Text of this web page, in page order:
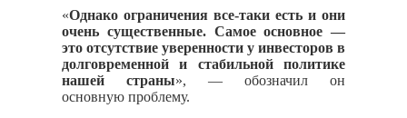
«Однако ограничения все-таки есть и они
очень существенные. Самое основное —
это отсутствие уверенности у инвесторов в
долговременной и стабильной политике
нашей страны», — обозначил он
основную проблему.